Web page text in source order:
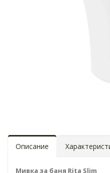
Описание
Мивка за баня Rita Slim